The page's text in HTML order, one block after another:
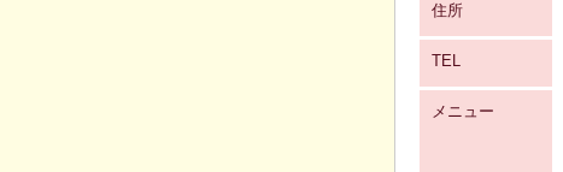
住所
TEL
メニュー